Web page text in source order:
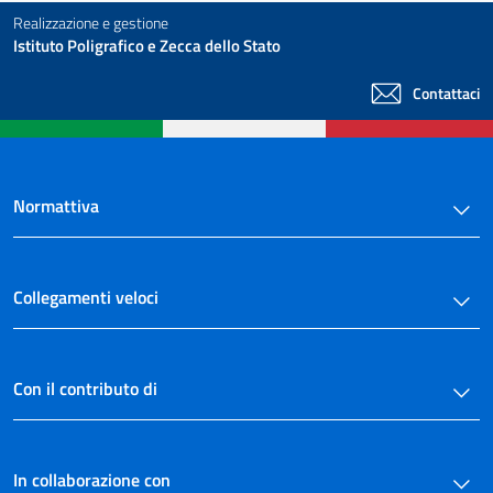
Realizzazione e gestione
Istituto Poligrafico e Zecca dello Stato
Contattaci
Normattiva
Collegamenti veloci
Con il contributo di
In collaborazione con